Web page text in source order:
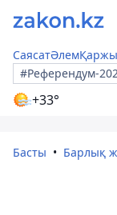
СаясатӘлемҚаржы
#Референдум-
+33°
Басты Барлық